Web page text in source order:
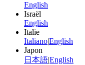
English
Israël
English
Italie
Italiano|English
Japon
日本語|English